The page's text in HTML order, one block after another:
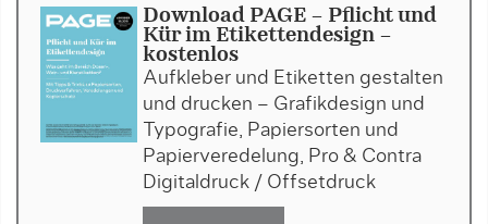
Download PAGE - Pflicht und
Kür im Etikettendesign -
kostenlos
Aufkleber und Etiketten gestalten
und drucken – Grafikdesign und
Typografie, Papiersorten und
Papierveredelung, Pro & Contra
Digitaldruck / Offsetdruck